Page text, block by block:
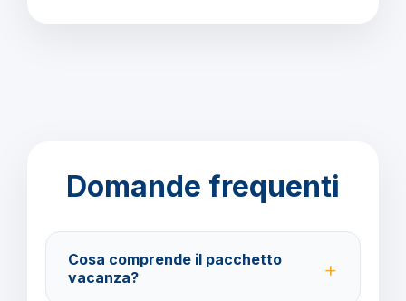
Domande frequenti
Cosa comprende il pacchetto
vacanza?